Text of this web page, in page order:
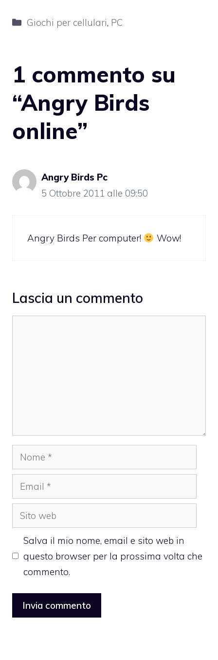
Categorie
Giochi per cellulari, PC
1 commento su
“Angry Birds
online”
Angry Birds Pc
5 Ottobre 2011 alle 09:50
Angry Birds Per computer! Wow!
Lascia un commento
Nome
Email
Sito
web
Salva il mio nome, email e sito web in
questo browser per la prossima volta che
commento.